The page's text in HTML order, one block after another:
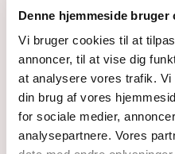
Denne hjemmeside bruger
Vi bruger cookies til at
annoncer, til at vise dig
at analysere vores trafik.
din brug af vores
for sociale medier,
analysepartnere. Vores